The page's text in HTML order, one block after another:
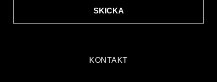
KONTAKT
SKICKA